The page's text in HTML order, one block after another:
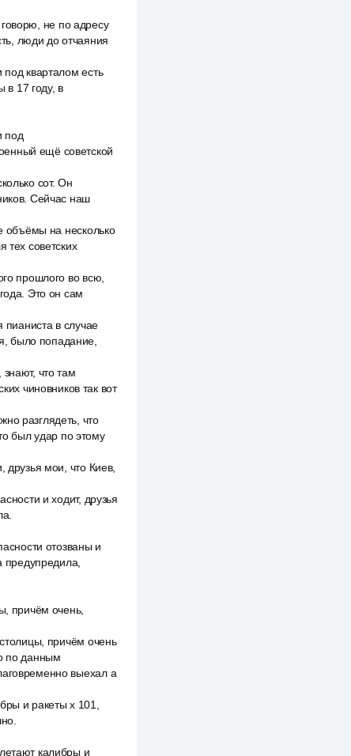
не по адресу
люди до отчаяния
кварталом есть
в 17 году, в
под
ещё советской
сот. Он
Сейчас наш
объёмы на несколько
тех советских
прошлого во всю,
Это он сам
в случае
было попадание,
что там
чиновников так вот
разглядеть, что
был удар по этому
мои, что Киев,
и ходит, друзья
отозваны и
предупредила,
причём очень,
причём очень
по данным
выехал а
и ракеты x 101,
калибры и